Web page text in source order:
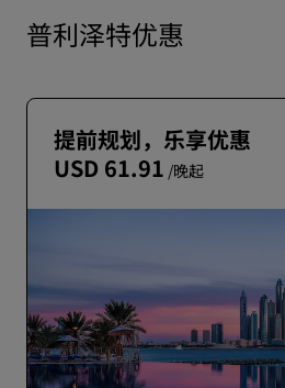
普利泽特优惠
提前规划，乐享优惠
USD 61.91 /晚起